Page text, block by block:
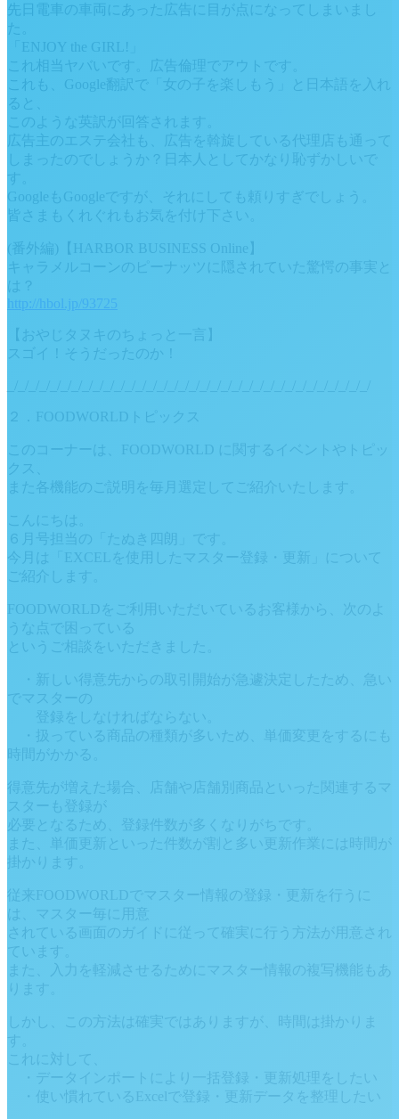
先日電車の車両にあった広告に目が点になってしまいまし
た。
「ENJOY the GIRL!」
これ相当ヤバいです。広告倫理でアウトです。
これも、Google翻訳で「女の子を楽しもう」と日本語を入れ
ると、
このような英訳が回答されます。
広告主のエステ会社も、広告を斡旋している代理店も通って
しまったのでしょうか？日本人としてかなり恥ずかしいで
す。
GoogleもGoogleですが、それにしても頼りすぎでしょう。
皆さまもくれぐれもお気を付け下さい。
(番外編)【HARBOR BUSINESS Online】
キャラメルコーンのピーナッツに隠されていた驚愕の事実と
は？
http://hbol.jp/93725
【おやじタヌキのちょっと一言】
スゴイ！そうだったのか！
２．FOODWORLDトピックス
このコーナーは、FOODWORLD に関するイベントやトピッ
クス、
また各機能のご説明を毎月選定してご紹介いたします。
こんにちは。
６月号担当の「たぬき四朗」です。
今月は「EXCELを使用したマスター登録・更新」について
ご紹介します。
FOODWORLDをご利用いただいているお客様から、次のよ
うな点で困っている
というご相談をいただきました。
・新しい得意先からの取引開始が急遽決定したため、急い
でマスターの
登録をしなければならない。
・扱っている商品の種類が多いため、単価変更をするにも
時間がかかる。
得意先が増えた場合、店舗や店舗別商品といった関連するマ
スターも登録が
必要となるため、登録件数が多くなりがちです。
また、単価更新といった件数が割と多い更新作業には時間が
掛かります。
従来FOODWORLDでマスター情報の登録・更新を行うに
は、マスター毎に用意
されている画面のガイドに従って確実に行う方法が用意され
ています。
また、入力を軽減させるためにマスター情報の複写機能もあ
ります。
しかし、この方法は確実ではありますが、時間は掛かりま
す。
これに対して、
・データインポートにより一括登録・更新処理をしたい
・使い慣れているExcelで登録・更新データを整理したい